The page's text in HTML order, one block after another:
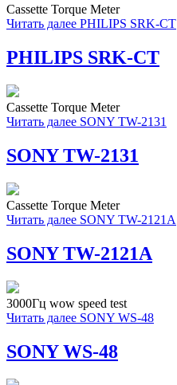
Cassette Torque Meter
Читать далее PHILIPS SRK-CT
PHILIPS SRK-CT
Cassette Torque Meter
Читать далее SONY TW-2131
SONY TW-2131
Cassette Torque Meter
Читать далее SONY TW-2121A
SONY TW-2121A
3000Гц wow speed test
Читать далее SONY WS-48
SONY WS-48